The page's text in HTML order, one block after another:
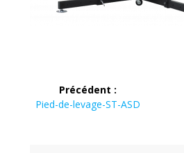
Navigation
de
Précédent :
Article
Pied-de-levage-ST-ASD